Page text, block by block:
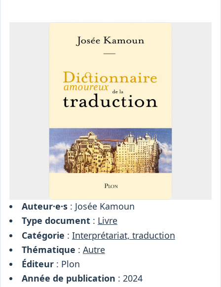
Auteur·e·s: Josée Kamoun
Type document: Livre
Catégorie : Interprétariat, traduction
Thématique : Autre
Éditeur: Plon
Année de publication : 2024